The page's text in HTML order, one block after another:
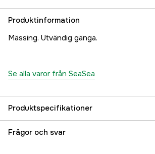
Produktinformation
Mässing. Utvändig gänga.
Se alla varor från SeaSea
Produktspecifikationer
Referensnummer
Frågor och svar